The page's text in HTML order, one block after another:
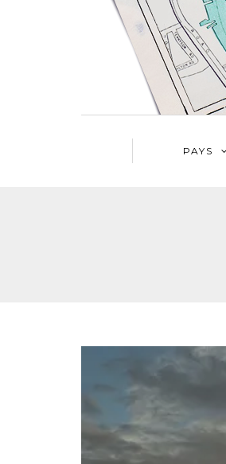
PAYS